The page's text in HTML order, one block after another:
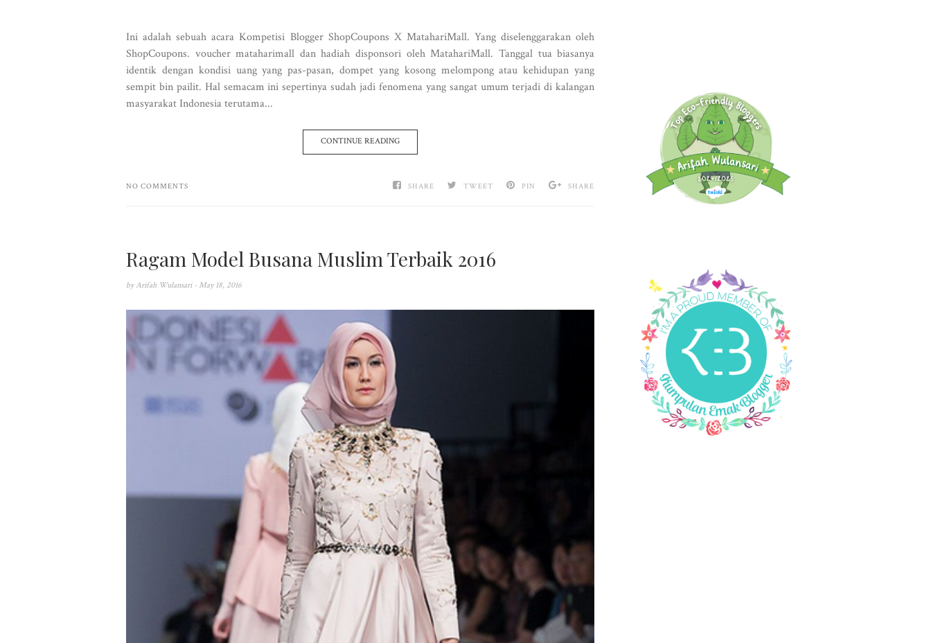
Ini adalah sebuah acara Kompetisi Blogger ShopCoupons X MatahariMall. Yang diselenggarakan oleh
ShopCoupons. voucher mataharimall dan hadiah disponsori oleh MatahariMall. Tanggal tua biasanya
identik dengan kondisi uang yang pas-pasan, dompet yang kosong melompong atau kehidupan yang
sempit bin pailit. Hal semacam ini sepertinya sudah jadi fenomena yang sangat umum terjadi di kalangan
masyarakat Indonesia terutama...
CONTINUE READING
SHARE TWEET PIN SHARE
NO COMMENTS
Ragam Model Busana Muslim Terbaik 2016
by Arifah Wulansari - May 18, 2016